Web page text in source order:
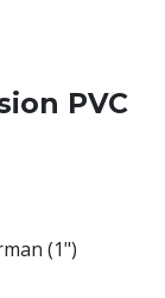
PVC
(1")